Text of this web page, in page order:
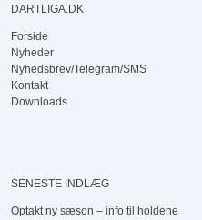
DARTLIGA.DK
Forside
Nyheder
Nyhedsbrev/Telegram/SMS
Kontakt
Downloads
SENESTE INDLÆG
Optakt ny sæson – info til holdene